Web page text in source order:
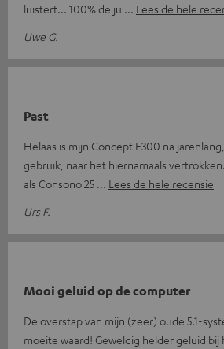
luistert... 100% de ju
Lees de hele
Uwe G.
Past
Helaas is mijn Concept E300 na
gebruik, naar het hiernamaals
als Consono 25
Lees de hele recensie
Urs F.
Mooi geluid op de computer
De overstap van mijn (zeer) oude 5.1-
moeite waard! Geweldig helder geluid bij